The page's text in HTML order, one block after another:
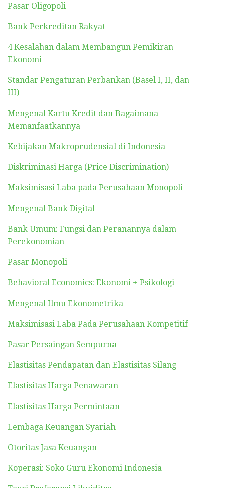
Pasar Oligopoli
Bank Perkreditan Rakyat
4 Kesalahan dalam Membangun Pemikiran
Ekonomi
Standar Pengaturan Perbankan (Basel I, II, dan
III)
Mengenal Kartu Kredit dan Bagaimana
Memanfaatkannya
Kebijakan Makroprudensial di Indonesia
Diskriminasi Harga (Price Discrimination)
Maksimisasi Laba pada Perusahaan Monopoli
Mengenal Bank Digital
Bank Umum: Fungsi dan Peranannya dalam
Perekonomian
Pasar Monopoli
Behavioral Economics: Ekonomi + Psikologi
Mengenal Ilmu Ekonometrika
Maksimisasi Laba Pada Perusahaan Kompetitif
Pasar Persaingan Sempurna
Elastisitas Pendapatan dan Elastisitas Silang
Elastisitas Harga Penawaran
Elastisitas Harga Permintaan
Lembaga Keuangan Syariah
Otoritas Jasa Keuangan
Koperasi: Soko Guru Ekonomi Indonesia